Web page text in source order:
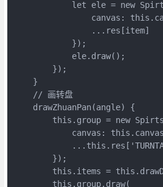
let ele = new
canvas:
                ...res[item]
            });
            ele.draw();
        });
    }
    // 画转盘
    drawZhuanPan(angle) {
this.group = new
canvas:
        });
this.items =
        this.group.draw(